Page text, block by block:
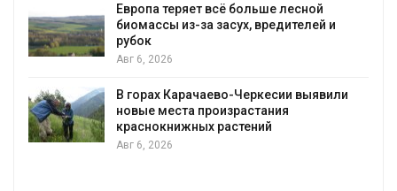
Европа теряет всё больше лесной
биомассы из-за засух, вредителей и
рубок
Авг 6, 2026
В горах Карачаево-Черкесии выявили
новые места произрастания
краснокнижных растений
Авг 6, 2026